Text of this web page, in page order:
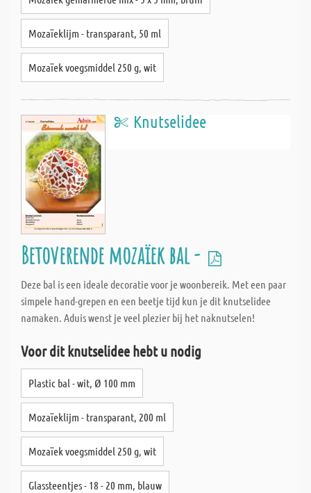
Mozaïeklijm - transparant, 50 ml
Mozaïek voegsmiddel 250 g, wit
Knutselidee
Betoverende mozaïek bal -
Deze bal is een ideale decoratie voor je woonbereik. Met een paar
simpele hand-grepen en een beetje tijd kun je dit knutselidee
namaken. Aduis wenst je veel plezier bij het naknutselen!
Voor dit knutselidee hebt u nodig
Plastic bal - wit, Ø 100 mm
Mozaïeklijm - transparant, 200 ml
Mozaïek voegsmiddel 250 g, wit
Glassteentjes - 18 - 20 mm, blauw